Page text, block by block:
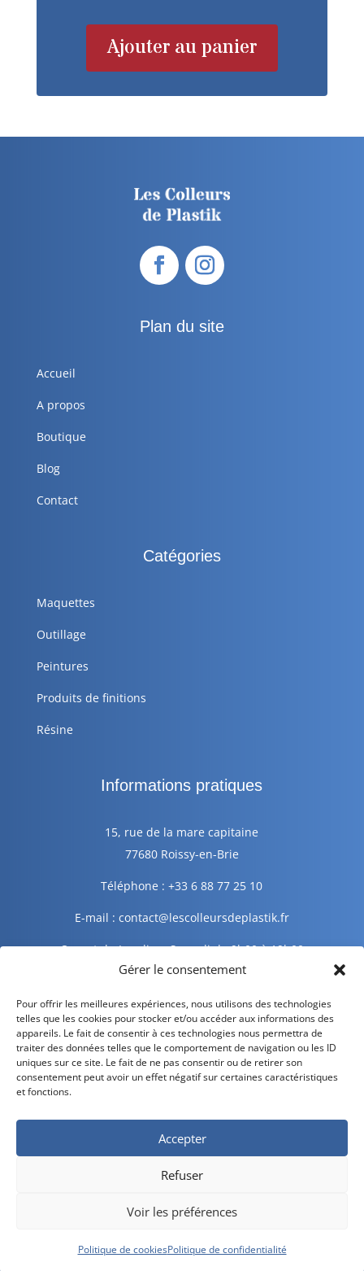
Gérer le consentement
Pour offrir les meilleures expériences, nous utilisons des technologies
telles que les cookies pour stocker et/ou accéder aux informations des
appareils. Le fait de consentir à ces technologies nous permettra de
traiter des données telles que le comportement de navigation ou les ID
uniques sur ce site. Le fait de ne pas consentir ou de retirer son
consentement peut avoir un effet négatif sur certaines caractéristiques
et fonctions.
Accepter
Refuser
Voir les préférences
Politique de cookiesPolitique de confidentialité
Ajouter au panier
Plan du site
Accueil
A propos
Boutique
Blog
Contact
Catégories
Maquettes
Outillage
Peintures
Produits de finitions
Résine
Informations pratiques
15, rue de la mare capitaine
77680 Roissy-en-Brie
Téléphone : +33 6 88 77 25 10
E-mail : contact@lescolleursdeplastik.fr
Ouvert du Lundi au Samedi de 9h00 à 19h00
Informations légales
Mentions légales
Politique de confidentialité